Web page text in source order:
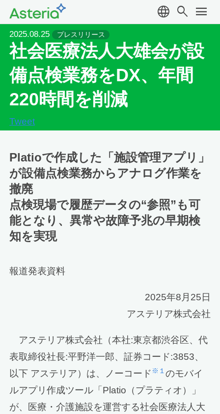
language search menu
2025.08.25 プレスリリース
社会医療法人大雄会が設
備点検業務をDX、年間
220時間を削減
Tweet
Platioで作成した「施設管理アプリ」
が設備点検業務からアナログ作業を
撤廃
点検現場で履歴データの“参照”も可
能となり、異常や故障予兆の早期検
知を実現
報道発表資料
2025年8月25日
アステリア株式会社
アステリア株式会社（本社:東京都渋谷区、代
表取締役社長:平野洋一郎、証券コード:3853、
以下 アステリア）は、ノーコード ※１ のモバイ
ルアプリ作成ツール「Platio（プラティオ）」
が、医療・介護施設を運営する社会医療法人大